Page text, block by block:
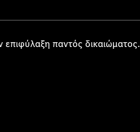
παντός δικαιώματος.